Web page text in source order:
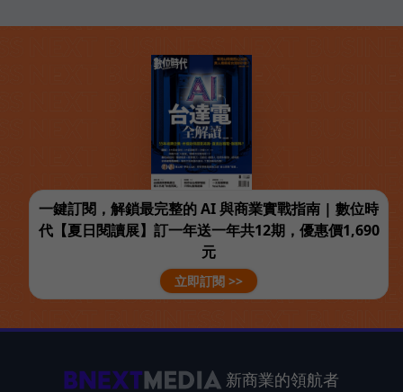
一鍵訂閱，解鎖最完整的 AI 與商業實戰指南 | 數位時
代【夏日閱讀展】訂一年送一年共12期，優惠價1,690
元
立即訂閱 >>
新商業的領航者